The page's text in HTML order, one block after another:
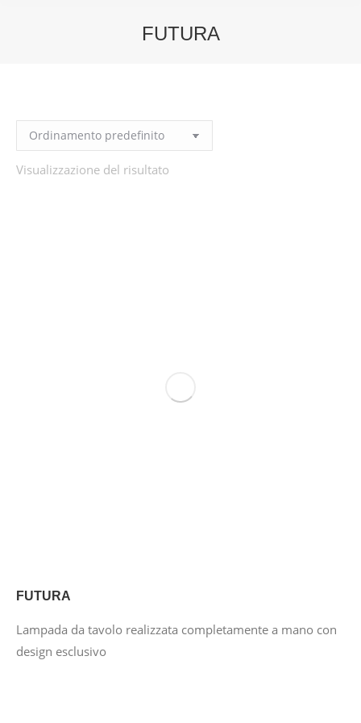
FUTURA
Visualizzazione del risultato
FUTURA
Lampada da tavolo realizzata completamente a mano con
design esclusivo